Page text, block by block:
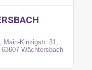
Main-Kinzigstr. 31,
Wächtersbach